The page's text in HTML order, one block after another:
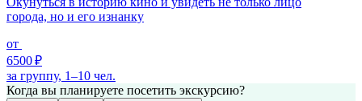
города, но и его изнанку
от
6500 ₽
за группу, 1–10 чел.
Когда вы планируете посетить экскурсию?